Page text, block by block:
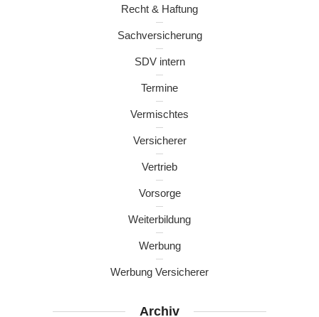
Recht & Haftung
Sachversicherung
SDV intern
Termine
Vermischtes
Versicherer
Vertrieb
Vorsorge
Weiterbildung
Werbung
Werbung Versicherer
Archiv